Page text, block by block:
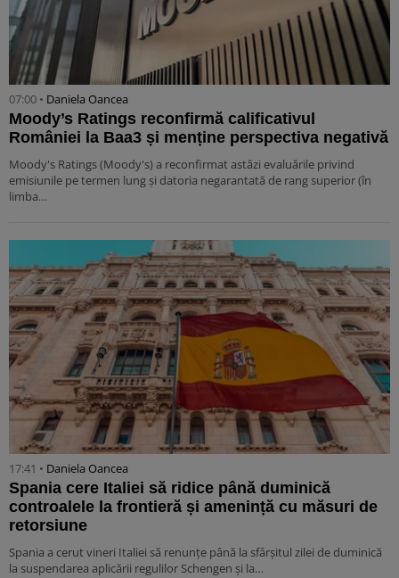
07:00 • Daniela Oancea
Moody’s Ratings reconfirmă calificativul
României la Baa3 și menține perspectiva negativă
Moody's Ratings (Moody's) a reconfirmat astăzi evaluările privind
emisiunile pe termen lung și datoria negarantată de rang superior (în
limba…
17:41 • Daniela Oancea
Spania cere Italiei să ridice până duminică
controalele la frontieră și amenință cu măsuri de
retorsiune
Spania a cerut vineri Italiei să renunțe până la sfârșitul zilei de duminică
la suspendarea aplicării regulilor Schengen și la…